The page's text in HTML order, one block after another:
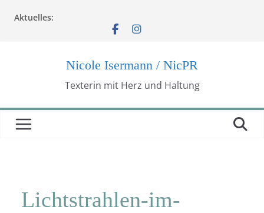
Inhalt
Aktuelles:
Nicole Isermann / NicPR
Texterin mit Herz und Haltung
Lichtstrahlen-im-